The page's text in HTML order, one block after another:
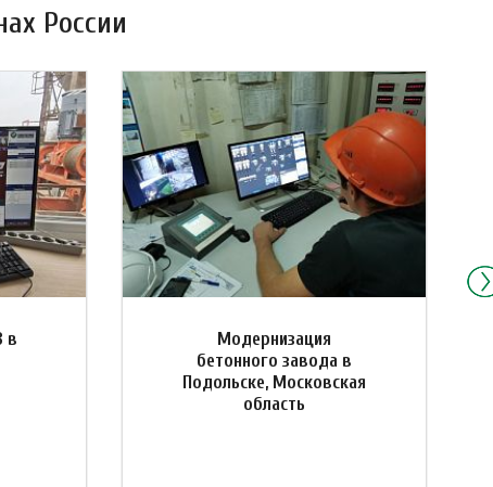
России
в
Модернизация
бетонного завода в
Подольске, Московская
область